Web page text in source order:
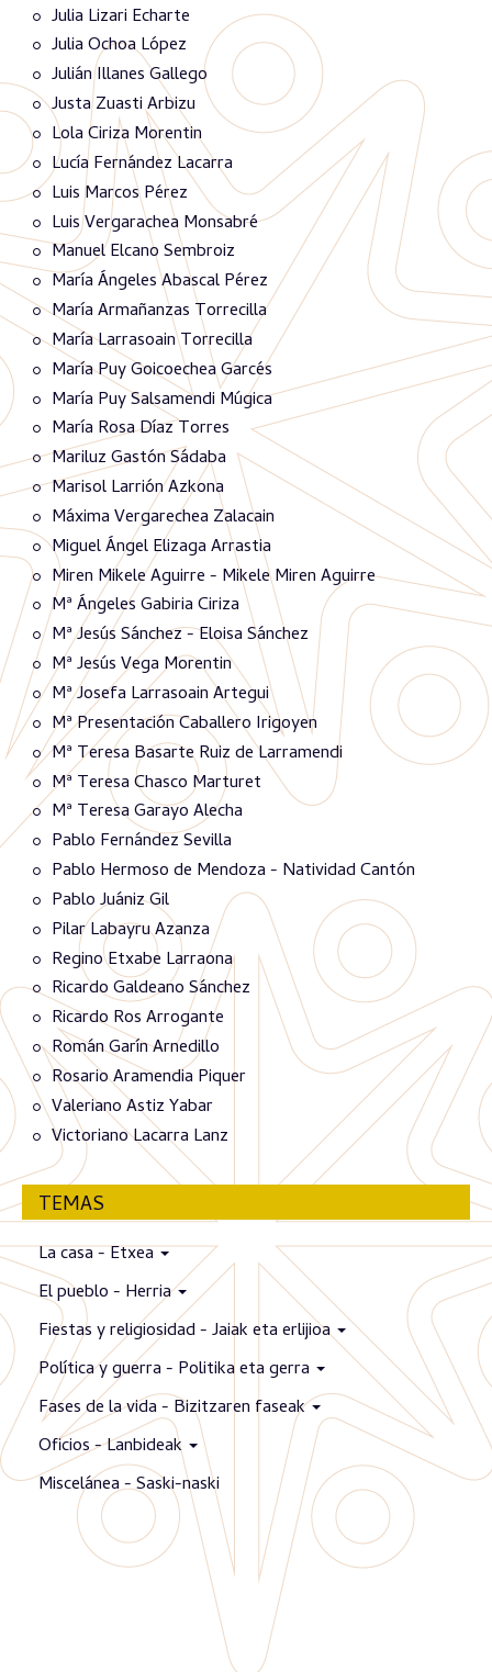
Julia Lizari Echarte
Julia Ochoa López
Julián Illanes Gallego
Justa Zuasti Arbizu
Lola Ciriza Morentin
Lucía Fernández Lacarra
Luis Marcos Pérez
Luis Vergarachea Monsabré
Manuel Elcano Sembroiz
María Ángeles Abascal Pérez
María Armañanzas Torrecilla
María Larrasoain Torrecilla
María Puy Goicoechea Garcés
María Puy Salsamendi Múgica
María Rosa Díaz Torres
Mariluz Gastón Sádaba
Marisol Larrión Azkona
Máxima Vergarechea Zalacain
Miguel Ángel Elizaga Arrastia
Miren Mikele Aguirre - Mikele Miren Aguirre
Mª Ángeles Gabiria Ciriza
Mª Jesús Sánchez - Eloisa Sánchez
Mª Jesús Vega Morentin
Mª Josefa Larrasoain Artegui
Mª Presentación Caballero Irigoyen
Mª Teresa Basarte Ruiz de Larramendi
Mª Teresa Chasco Marturet
Mª Teresa Garayo Alecha
Pablo Fernández Sevilla
Pablo Hermoso de Mendoza - Natividad Cantón
Pablo Juániz Gil
Pilar Labayru Azanza
Regino Etxabe Larraona
Ricardo Galdeano Sánchez
Ricardo Ros Arrogante
Román Garín Arnedillo
Rosario Aramendia Piquer
Valeriano Astiz Yabar
Victoriano Lacarra Lanz
TEMAS
La casa - Etxea
El pueblo - Herria
Fiestas y religiosidad - Jaiak eta erlijioa
Política y guerra - Politika eta gerra
Fases de la vida - Bizitzaren faseak
Oficios - Lanbideak
Miscelánea - Saski-naski